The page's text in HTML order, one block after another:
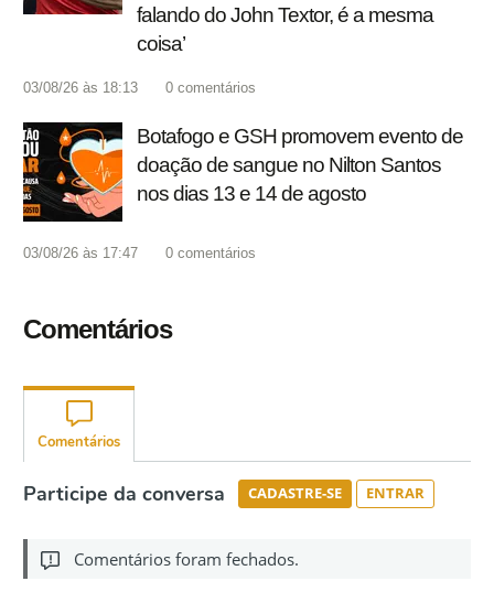
falando do John Textor, é a mesma
coisa’
03/08/26 às 18:13 0 comentários
Botafogo e GSH promovem evento de
doação de sangue no Nilton Santos
nos dias 13 e 14 de agosto
03/08/26 às 17:47 0 comentários
Comentários